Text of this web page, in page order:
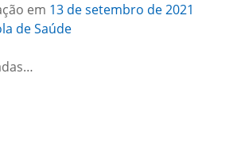
em 13 de setembro de 2021
de Saúde